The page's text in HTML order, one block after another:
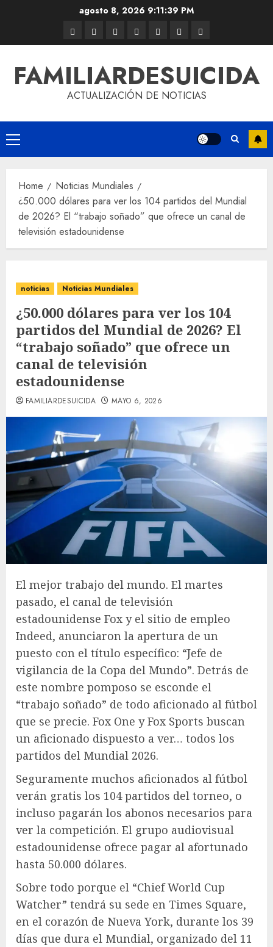
agosto 8, 2026 9:11:40 PM
FAMILIARDESUICIDA
ACTUALIZACIÓN DE NOTICIAS
Home
Noticias Mundiales
¿50.000 dólares para ver los 104 partidos del Mundial
de 2026? El “trabajo soñado” que ofrece un canal de
televisión estadounidense
noticias Noticias Mundiales
¿50.000 dólares para ver los 104
partidos del Mundial de 2026? El
“trabajo soñado” que ofrece un
canal de televisión
estadounidense
FAMILIARDESUICIDA MAYO 6, 2026
El mejor trabajo del mundo. El martes
pasado, el canal de televisión
estadounidense Fox y el sitio de empleo
Indeed, anunciaron la apertura de un
puesto con el título específico: “Jefe de
vigilancia de la Copa del Mundo”. Detrás de
este nombre pomposo se esconde el
“trabajo soñado” de todo aficionado al fútbol
que se precie. Fox One y Fox Sports buscan
un aficionado dispuesto a ver… todos los
partidos del Mundial 2026.
Seguramente muchos aficionados al fútbol
verán gratis los 104 partidos del torneo, o
incluso pagarán los abonos necesarios para
ver la competición. El grupo audiovisual
estadounidense ofrece pagar al afortunado
hasta 50.000 dólares.
Sobre todo porque el “Chief World Cup
Watcher” tendrá su sede en Times Square,
en el corazón de Nueva York, durante los 39
días que dura el Mundial, organizado del 11